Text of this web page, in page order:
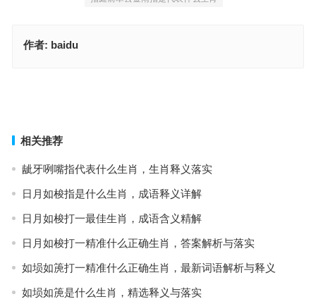
作者: baidu
相关推荐
龇牙咧嘴指代表什么生肖，生肖释义落实
日月如梭指是什么生肖，成语释义详解
日月如梭打一最佳生肖，成语含义精解
日月如梭打一精准什么正确生肖，答案解析与落实
如埙如箎打一精准什么正确生肖，最新词语解析与释义
如埙如箎是什么生肖，精选释义与落实